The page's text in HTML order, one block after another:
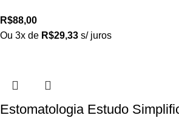
R$88,00
Ou 3x de R$29,33 s/ juros
Estomatologia Estudo